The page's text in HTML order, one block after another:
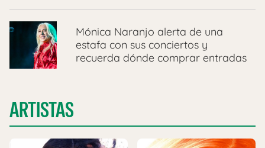
Mónica Naranjo alerta de una
estafa con sus conciertos y
recuerda dónde comprar entradas
ARTISTAS